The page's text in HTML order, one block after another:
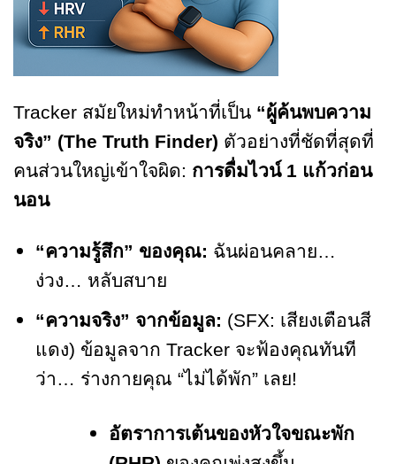
Tracker สมัยใหม่ทำหน้าที่เป็น “ผู้ค้นพบความ
จริง” (The Truth Finder) ตัวอย่างที่ชัดที่สุดที่
คนส่วนใหญ่เข้าใจผิด: การดื่มไวน์ 1 แก้วก่อน
นอน
“ความรู้สึก” ของคุณ: ฉันผ่อนคลาย…
ง่วง… หลับสบาย
“ความจริง” จากข้อมูล: (SFX: เสียงเตือนสี
แดง) ข้อมูลจาก Tracker จะฟ้องคุณทันที
ว่า… ร่างกายคุณ “ไม่ได้พัก” เลย!
อัตราการเต้นของหัวใจขณะพัก